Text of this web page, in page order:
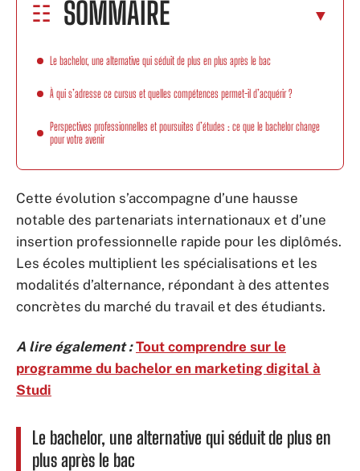
SOMMAIRE
Le bachelor, une alternative qui séduit de plus en plus après le bac
À qui s’adresse ce cursus et quelles compétences permet-il d’acquérir ?
Perspectives professionnelles et poursuites d’études : ce que le bachelor change
pour votre avenir
Cette évolution s’accompagne d’une hausse
notable des partenariats internationaux et d’une
insertion professionnelle rapide pour les diplômés.
Les écoles multiplient les spécialisations et les
modalités d’alternance, répondant à des attentes
concrètes du marché du travail et des étudiants.
A lire également : Tout comprendre sur le
programme du bachelor en marketing digital à
Studi
Le bachelor, une alternative qui séduit de plus en
plus après le bac